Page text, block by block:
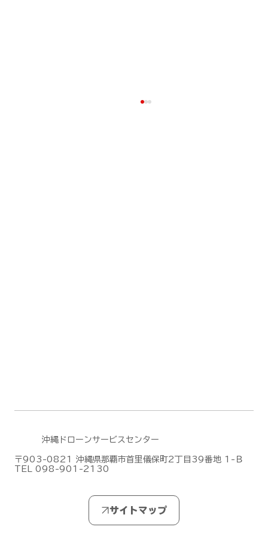
沖縄ドローンサービスセンター
〒903-0821 沖縄県那覇市首里儀保町2丁目39番地 1-Ｂ
TEL 098-901-2130